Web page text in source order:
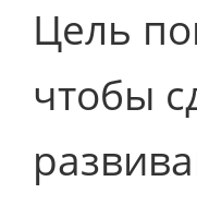
Цель
чтобы